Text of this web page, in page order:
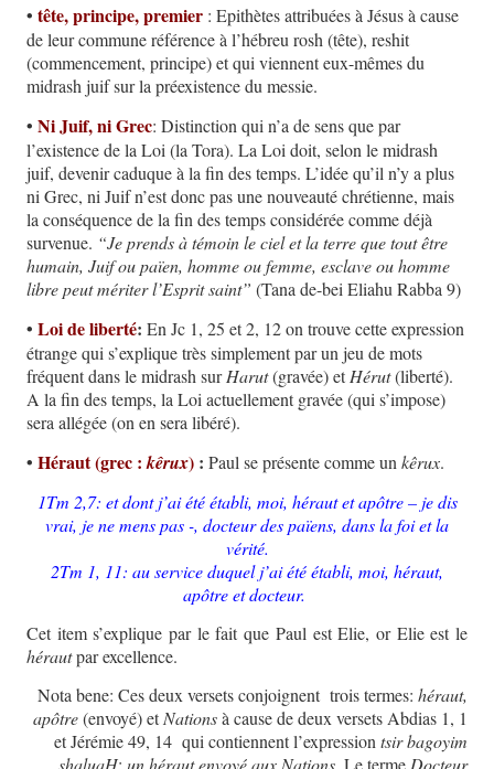
• tête, principe, premier : Epithètes attribuées à Jésus à cause
de leur commune référence à l’hébreu rosh (tête), reshit
(commencement, principe) et qui viennent eux-mêmes du
midrash juif sur la préexistence du messie.
• Ni Juif, ni Grec: Distinction qui n’a de sens que par
l’existence de la Loi (la Tora). La Loi doit, selon le midrash
juif, devenir caduque à la fin des temps. L’idée qu’il n’y a plus
ni Grec, ni Juif n’est donc pas une nouveauté chrétienne, mais
la conséquence de la fin des temps considérée comme déjà
survenue. “Je prends à témoin le ciel et la terre que tout être
humain, Juif ou païen, homme ou femme, esclave ou homme
libre peut mériter l’Esprit saint” (Tana de-bei Eliahu Rabba 9)
• Loi de liberté: En Jc 1, 25 et 2, 12 on trouve cette expression
étrange qui s’explique très simplement par un jeu de mots
fréquent dans le midrash surHarut(gravée) etHérut(liberté).
A la fin des temps, la Loi actuellement gravée (qui s’impose)
sera allégée (on en sera libéré).
• Héraut (grec :kêrux) : Paul se présente comme un kêrux.
1Tm 2,7: et dont j’ai été établi, moi, héraut et apôtre – je dis
vrai, je ne mens pas -, docteur des païens, dans la foi et la
vérité.
2Tm 1, 11: au service duquel j’ai été établi, moi, héraut,
apôtre et docteur.
Cet item s’explique par le fait que Paul est Elie, or Elie est le
hérautpar excellence.
Nota bene: Ces deux versets conjoignent trois termes: héraut,
apôtre(envoyé) etNationsà cause de deux versets Abdias 1, 1
et Jérémie 49, 14 qui contiennent l’expression tsir bagoyim
shaluaH: un héraut envoyé aux Nations . Le terme Docteur